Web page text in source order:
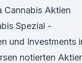
Cannabis Aktien
Spezial -
und Investments
notierten